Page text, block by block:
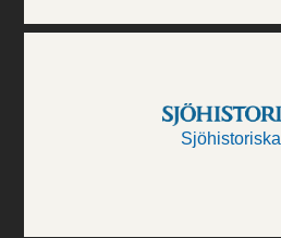
Sjöhistoriska